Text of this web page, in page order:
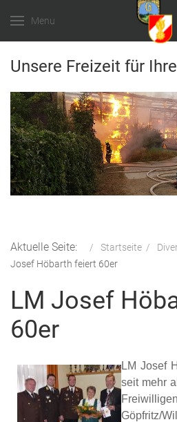
Menu
Unsere Freizeit für
Aktuelle Seite: Startseite
Josef Höbarth feiert 60er
LM Josef
60er
LM Josef
seit mehr
Göpfritz/